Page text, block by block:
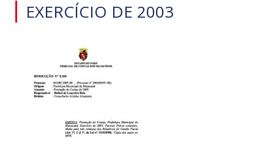
EXERCÍCIO DE 2003